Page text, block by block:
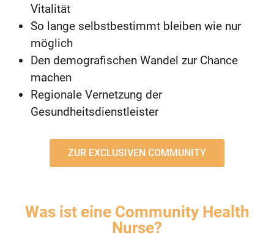
Vitalität
So lange selbstbestimmt bleiben wie nur
möglich
Den demografischen Wandel zur Chance
machen
Regionale Vernetzung der
Gesundheitsdienstleister
ZUR EXCLUSIVEN COMMUNITY
Was ist eine Community Health
Nurse?